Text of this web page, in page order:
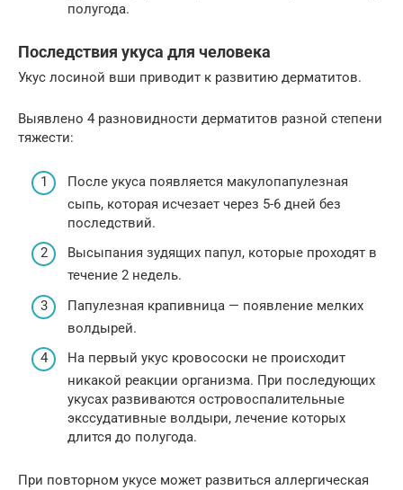
полугода.
Последствия укуса для человека
Укус лосиной вши приводит к развитию дерматитов.
Выявлено 4 разновидности дерматитов разной степени
тяжести:
После укуса появляется макулопапулезная
сыпь, которая исчезает через 5-6 дней без
последствий.
Высыпания зудящих папул, которые проходят в
течение 2 недель.
Папулезная крапивница — появление мелких
волдырей.
На первый укус кровососки не происходит
никакой реакции организма. При последующих
укусах развиваются островоспалительные
экссудативные волдыри, лечение которых
длится до полугода.
При повторном укусе может развиться аллергическая